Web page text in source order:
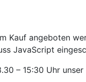
angeboten
JavaScript
– 15:30 Uhr unser